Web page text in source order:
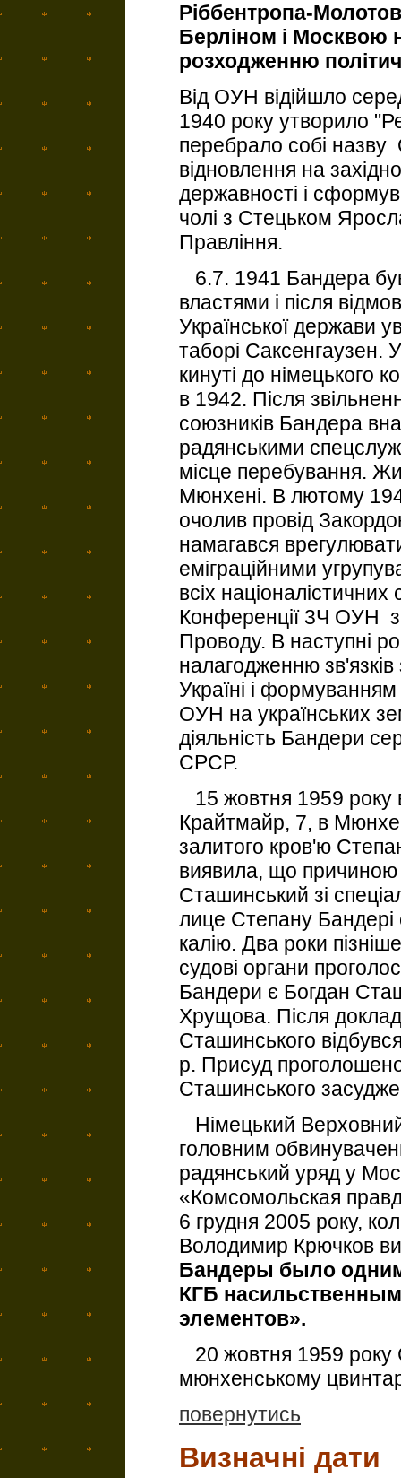
Ріббентропа-
Берліном і Москвою
розходженню
Від ОУН відійшло
1940 року утворило
перебрало собі назву
відновлення на
державності і
чолі з Стецьком
Правління.
6.7. 1941 Бандера
властями і після
Української держави
таборі
кинуті до німецького
в 1942. Після
союзників Бандера
радянськими
місце перебування.
Мюнхені. В лютому
очолив провід
намагався
еміграційними
всіх
Конференції 3Ч ОУН
Проводу. В наступні
налагодженню зв'язків
Україні і
ОУН на українських
діяльність Бандери
СРСР.
15 жовтня 1959 року
Крайтмайр, 7, в
залитого кров'ю
виявила, що причиною
Сташинський зі
лице Степану Бандері
калію. Два роки
судові органи
Бандери є Богдан
Хрущова. Після
Сташинського
р. Присуд
Сташинського
Німецький
головним
радянський уряд у
«Комсомольская
6 грудня 2005 року,
Володимир Крючков
Бандеры было
КГБ
элементов».
20 жовтня 1959
мюнхенському
повернутись
Визначні дати